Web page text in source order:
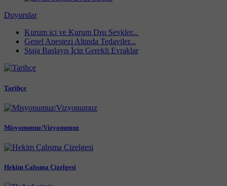
Duyurular
Kurum içi ve Kurum Dışı Sevkler...
Genel Anestezi Altında Tedaviler...
Staja Başlayış İçin Gerekli Evraklar
Tarihçe
Misyonumuz/Vizyonumuz
Hekim Çalışma Çizelgesi